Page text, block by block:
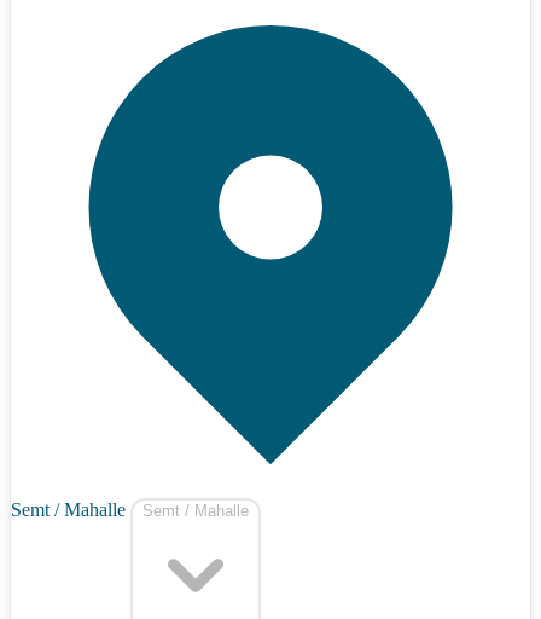
Semt / Mahalle Semt / Mahalle